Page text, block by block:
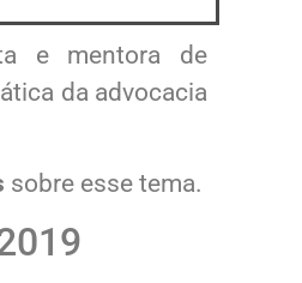
e mentora de
da advocacia
sobre esse tema.